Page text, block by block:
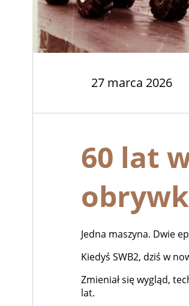
27 marca 2026
60 lat
Jedna maszyna. Dwie
Kiedyś SWB2, dziś w
Zmieniał się wygląd,
lat.